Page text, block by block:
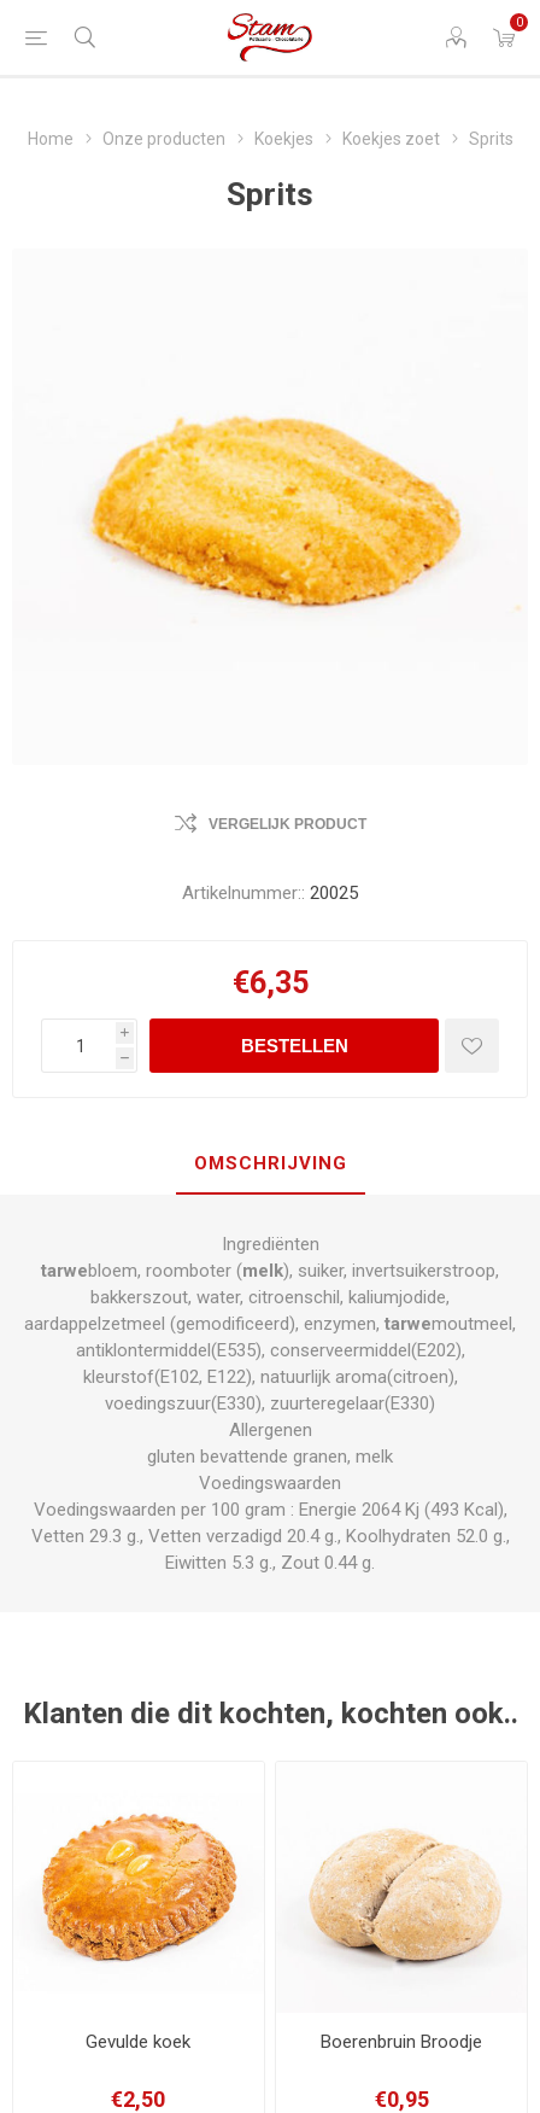
0
Home Onze producten Koekjes Koekjes zoet Sprits
Sprits
VERGELIJK PRODUCT
Artikelnummer:: 20025
€6,35
i
h
OMSCHRIJVING
Ingrediënten
tarwebloem, roomboter (melk), suiker, invertsuikerstroop,
bakkerszout, water, citroenschil, kaliumjodide,
aardappelzetmeel (gemodificeerd), enzymen, tarwemoutmeel,
antiklontermiddel(E535), conserveermiddel(E202),
kleurstof(E102, E122), natuurlijk aroma(citroen),
voedingszuur(E330), zuurteregelaar(E330)
Allergenen
gluten bevattende granen, melk
Voedingswaarden
Voedingswaarden per 100 gram : Energie 2064 Kj (493 Kcal),
Vetten 29.3 g., Vetten verzadigd 20.4 g., Koolhydraten 52.0 g.,
Eiwitten 5.3 g., Zout 0.44 g.
Klanten die dit kochten, kochten ook..
Gevulde koek
€2,50
Boerenbruin Broodje
€0,95